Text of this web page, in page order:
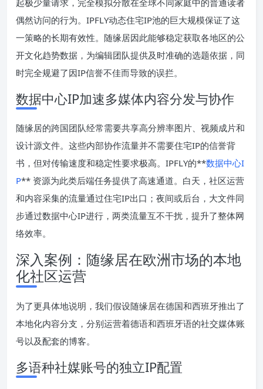
偶然访问的行为。IPFLY动态住宅IP池的巨大规模保证了这
一策略的长期有效性。随缘居因此能够稳定获取各地区的公
开文化趋势数据，为编辑团队提供及时准确的选题依据，同
时完全规避了因IP信誉不佳而导致的误拦。
数据中心IP加速多媒体内容分发与协作
随缘居的跨国团队经常需要共享高分辨率图片、视频成片和
设计源文件。这些内部协作流量并不需要住宅IP的信誉背
书，但对传输速度和稳定性要求极高。IPFLY的**数据中心I
P** 资源为此类后端任务提供了高速通道。白天，社区运营
和内容采集的流量通过住宅IP出口；夜间或后台，大文件同
步通过数据中心IP进行，两类流量互不干扰，提升了整体网
络效率。
深入案例：随缘居在欧洲市场的本地
化社区运营
为了更具体地说明，我们假设随缘居在德国和西班牙推出了
本地化内容分支，分别运营着德语和西班牙语的社交媒体账
号以及配套的博客。
多语种社媒账号的独立IP配置